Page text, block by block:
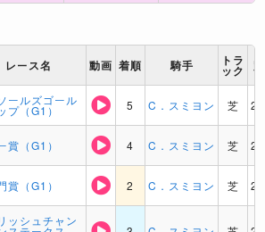
レース名 動画 着順 騎手 トラ
ック
ールズゴール
プ（G1） 5 C．スミヨン 芝
賞（G1） 4 C．スミヨン 芝
賞（G1） 2 C．スミヨン 芝
ッシュチャン